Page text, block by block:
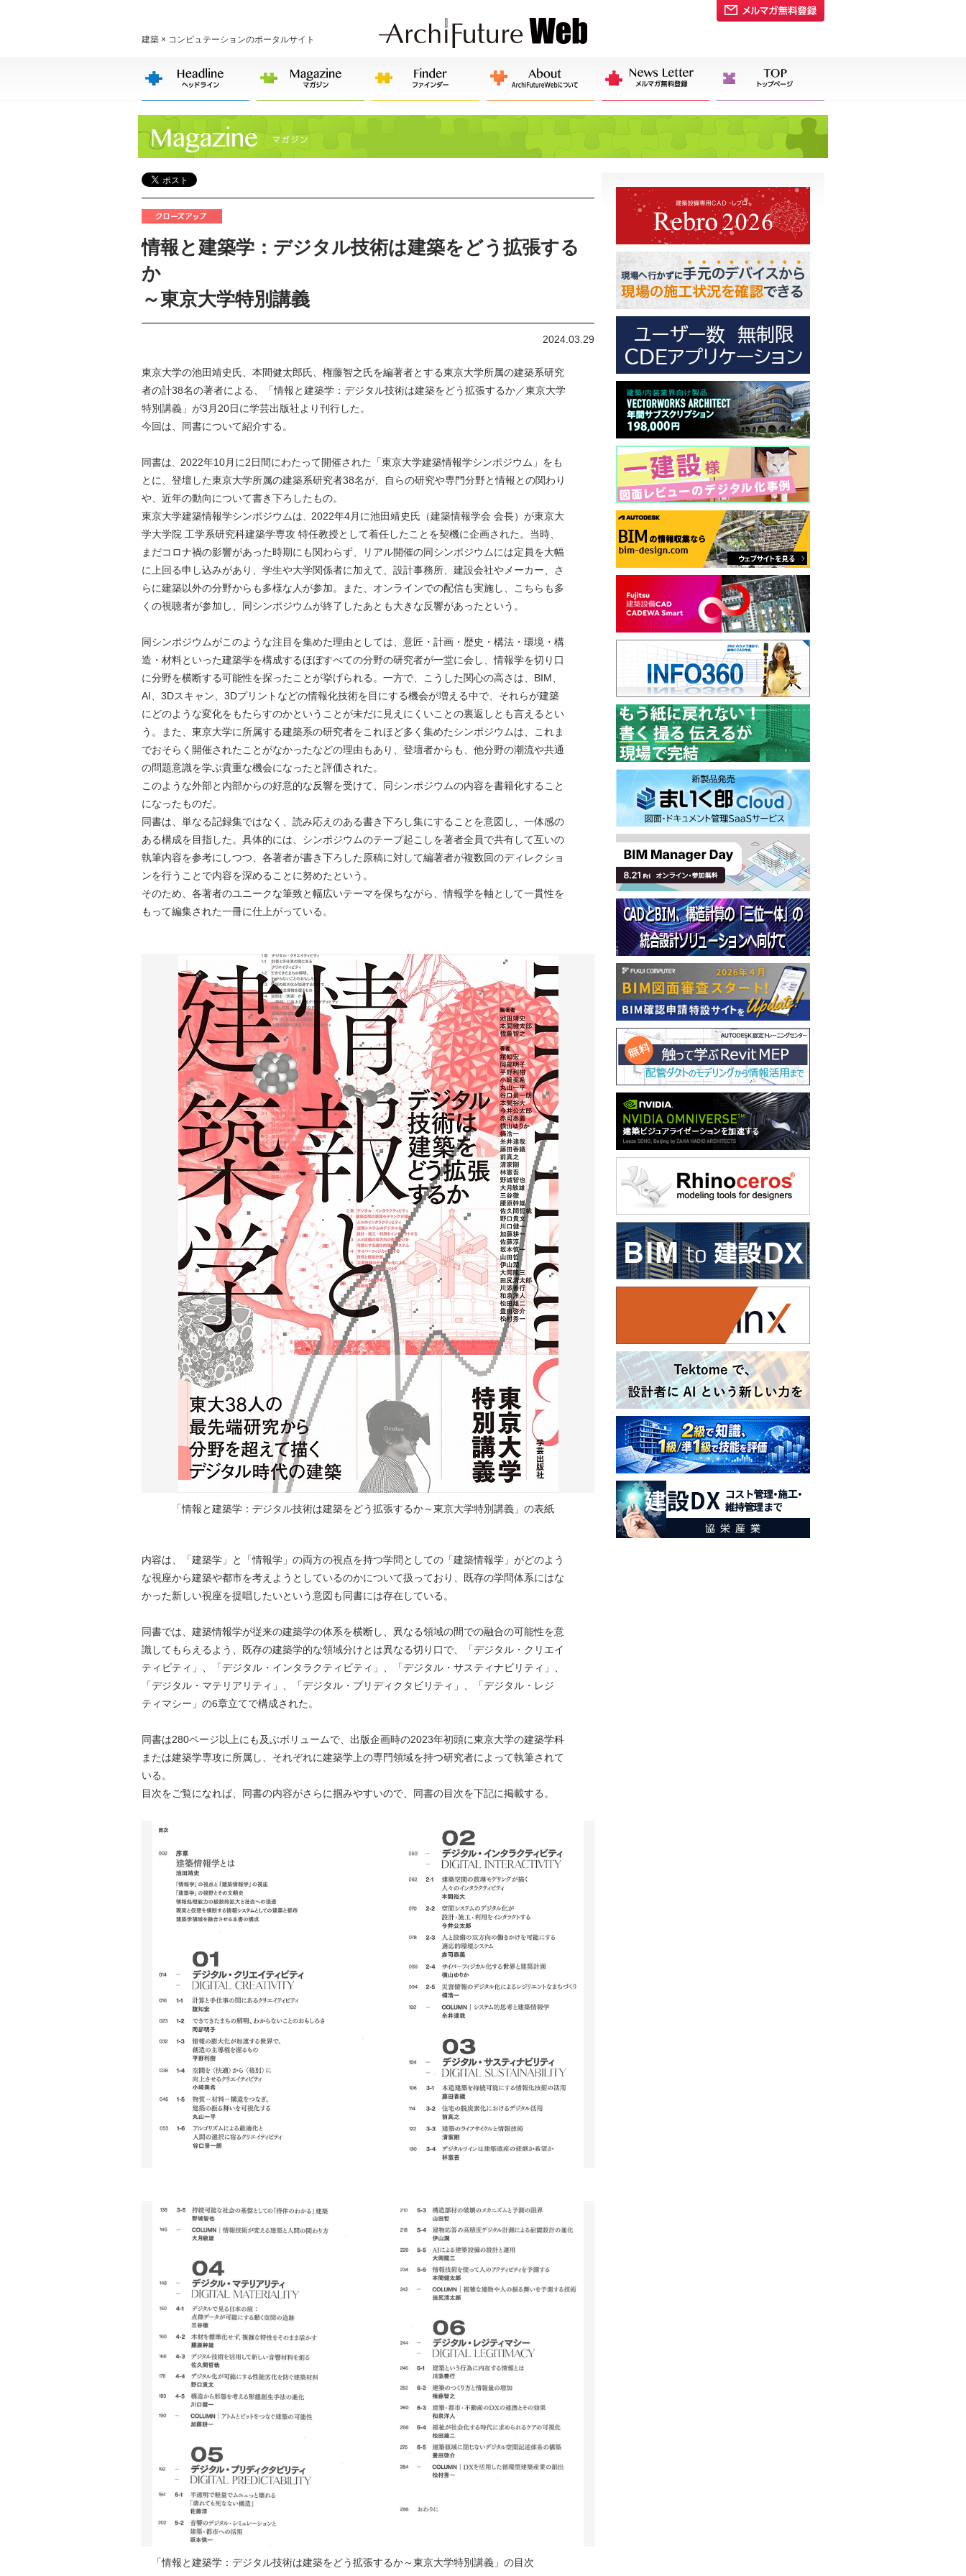
建築 × コンピュテーションのポータルサイト
情報と建築学：デジタル技術は建築をどう拡張する
か
～東京大学特別講義
2024.03.29
東京大学の池田靖史氏、本間健太郎氏、権藤智之氏を編著者とする東京大学所属の建築系研究
者の計38名の著者による、「情報と建築学：デジタル技術は建築をどう拡張するか／東京大学
特別講義」が3月20日に学芸出版社より刊行した。
今回は、同書について紹介する。
同書は、 2022年10月に2日間にわたって開催された「東京大学建築情報学シンポジウム」をも
とに、登壇した東京大学所属の建築系研究者38名が、自らの研究や専門分野と情報との関わり
や、近年の動向について書き下ろしたもの。
東京大学建築情報学シンポジウムは、 2022年4月に池田靖史氏（建築情報学会 会長）が東京大
学大学院 工学系研究科建築学専攻 特任教授として着任したことを契機に企画された。当時、
まだコロナ禍の影響があった時期にも関わらず、リアル開催の同シンポジウムには定員を大幅
に上回る申し込みがあり、学生や大学関係者に加えて、設計事務所、建設会社やメーカー、さ
らに建築以外の分野からも多様な人が参加。また、オンラインでの配信も実施し、こちらも多
くの視聴者が参加し、同シンポジウムが終了したあとも大きな反響があったという。
同シンポジウムがこのような注目を集めた理由としては、意匠・計画・歴史・構法・環境・構
造・材料といった建築学を構成するほぼすべての分野の研究者が一堂に会し、情報学を切り口
に分野を横断する可能性を探ったことが挙げられる。一方で、こうした関心の高さは、BIM、
AI、3Dスキャン、3Dプリントなどの情報化技術を目にする機会が増える中で、それらが建築
にどのような変化をもたらすのかということが未だに見えにくいことの裏返しとも言えるとい
う。また、東京大学に所属する建築系の研究者をこれほど多く集めたシンポジウムは、これま
でおそらく開催されたことがなかったなどの理由もあり、登壇者からも、他分野の潮流や共通
の問題意識を学ぶ貴重な機会になったと評価された。
このような外部と内部からの好意的な反響を受けて、同シンポジウムの内容を書籍化すること
になったものだ。
同書は、単なる記録集ではなく、読み応えのある書き下ろし集にすることを意図し、一体感の
ある構成を目指した。具体的には、シンポジウムのテープ起こしを著者全員で共有して互いの
執筆内容を参考にしつつ、各著者が書き下ろした原稿に対して編著者が複数回のディレクショ
ンを行うことで内容を深めることに努めたという。
そのため、各著者のユニークな筆致と幅広いテーマを保ちながら、情報学を軸として一貫性を
もって編集された一冊に仕上がっている。
「情報と建築学：デジタル技術は建築をどう拡張するか～東京大学特別講義」の表紙
内容は、「建築学」と「情報学」の両方の視点を持つ学問としての「建築情報学」がどのよう
な視座から建築や都市を考えようとしているのかについて扱っており、既存の学問体系にはな
かった新しい視座を提唱したいという意図も同書には存在している。
同書では、建築情報学が従来の建築学の体系を横断し、異なる領域の間での融合の可能性を意
識してもらえるよう、既存の建築学的な領域分けとは異なる切り口で、「デジタル・クリエイ
ティビティ」、「デジタル・インタラクティビティ」、「デジタル・サスティナビリティ」、
「デジタル・マテリアリティ」、「デジタル・プリディクタビリティ」、「デジタル・レジ
ティマシー」の6章立てで構成された。
同書は280ページ以上にも及ぶボリュームで、出版企画時の2023年初頭に東京大学の建築学科
または建築学専攻に所属し、それぞれに建築学上の専門領域を持つ研究者によって執筆されて
いる。
目次をご覧になれば、同書の内容がさらに掴みやすいので、同書の目次を下記に掲載する。
「情報と建築学：デジタル技術は建築をどう拡張するか～東京大学特別講義」の目次